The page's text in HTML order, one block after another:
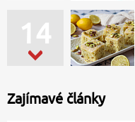
14
Zajímavé články